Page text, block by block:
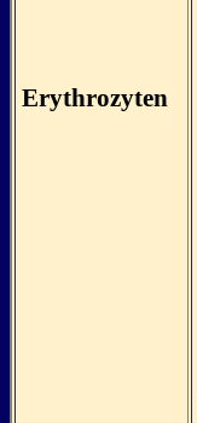
Erythrozyten